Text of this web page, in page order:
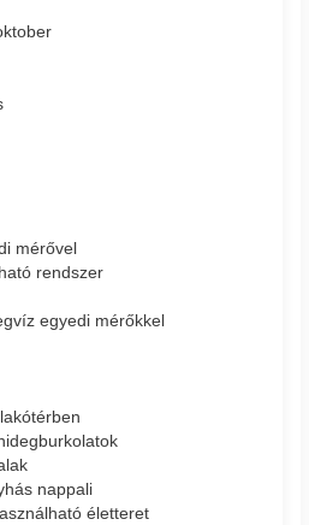
mérővel
rendszer
egyedi mérőkkel
nappali
életteret